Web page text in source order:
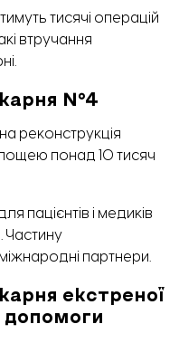
тисячі операцій
втручання
№4
реконструкція
понад 10 тисяч
пацієнтів і медиків
Частину
партнери.
екстреної
допомоги